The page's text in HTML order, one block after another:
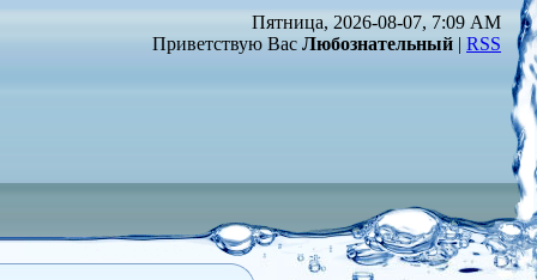
Пятница, 2026-08-07, 7:09 AM
Приветствую Вас Любознательный | RSS